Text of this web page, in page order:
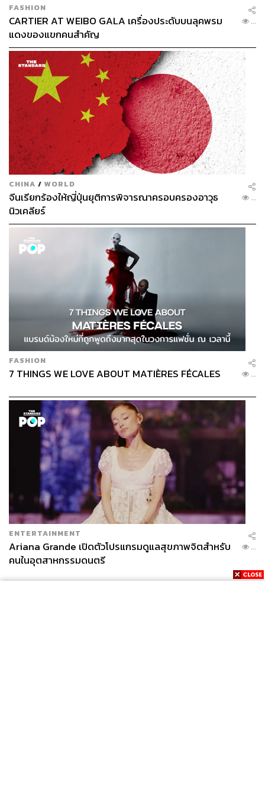
FASHION
CARTIER AT WEIBO GALA เครื่องประดับบนลุคพรม
แดงของแขกคนสำคัญ
...
CHINA / WORLD
จีนเรียกร้องให้ญี่ปุ่นยุติการพิจารณาครอบครองอาวุธ
นิวเคลียร์
...
FASHION
7 THINGS WE LOVE ABOUT MATIÈRES FÉCALES ...
ENTERTAINMENT
Ariana Grande เปิดตัวโปรแกรมดูแลสุขภาพจิตสำหรับ
คนในอุตสาหกรรมดนตรี
...